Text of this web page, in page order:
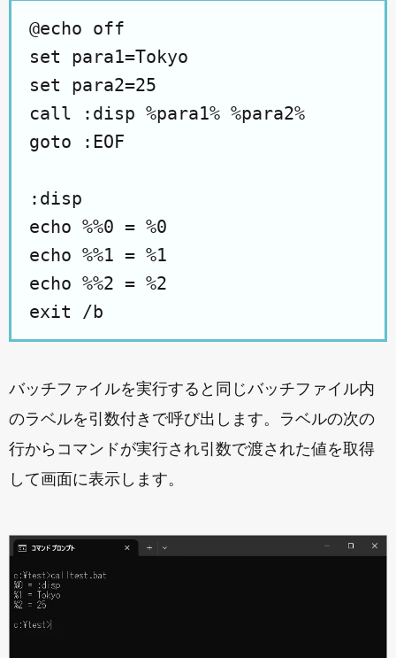
@echo off
set para1=Tokyo
set para2=25
call :disp %para1% %para2%
goto :EOF
:disp
echo %%0 = %0
echo %%1 = %1
echo %%2 = %2
exit /b
バッチファイルを実行すると同じバッチファイル内
のラベルを引数付きで呼び出します。ラベルの次の
行からコマンドが実行され引数で渡された値を取得
して画面に表示します。